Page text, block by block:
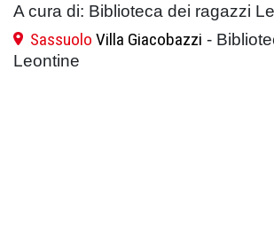
A cura di: Biblioteca dei ragazzi
Sassuolo Villa Giacobazzi -
Leontine